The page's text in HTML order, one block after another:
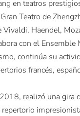
en teatros
Teatro de
Vivaldi, Haendel,
con el Ensemble
continúa su
francés,
realizó una gira